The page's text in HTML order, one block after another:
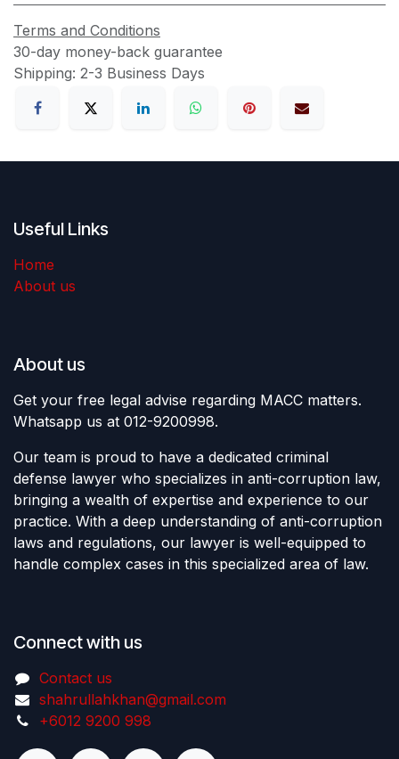
Terms and Conditions
30-day money-back guarantee
Shipping: 2-3 Business Days
Useful Links
Home
About us
About us
Get your free legal advise regarding MACC matters.
Whatsapp us at 012-9200998.
Our team is proud to have a dedicated criminal
defense lawyer who specializes in anti-corruption law,
bringing a wealth of expertise and experience to our
practice. With a deep understanding of anti-corruption
laws and regulations, our lawyer is well-equipped to
handle complex cases in this specialized area of law.
Connect with us
Contact us
shahrullahkhan@gmail.com
+6012 9200 998